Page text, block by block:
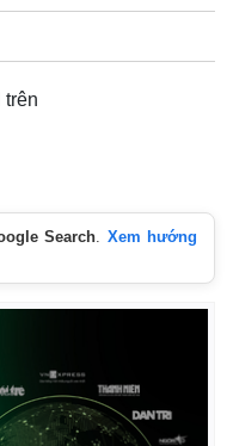
trên
Search. Xem hướng